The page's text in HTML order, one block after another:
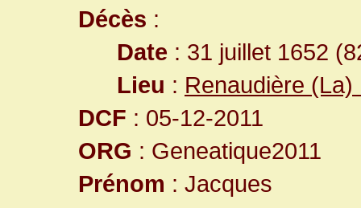
Décès :
Date : 31 juillet 1652
Lieu : Renaudière
DCF : 05-12-2011
ORG : Geneatique2011
Prénom : Jacques